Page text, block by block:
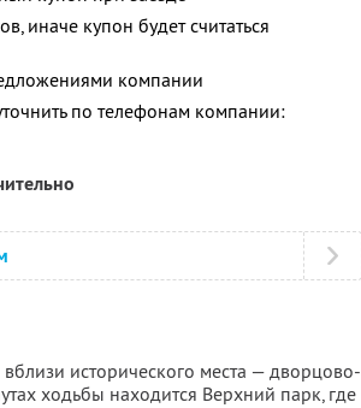
иначе купон будет считаться
компании
по телефонам компании:
исторического места — дворцово-
ходьбы находится Верхний парк, где